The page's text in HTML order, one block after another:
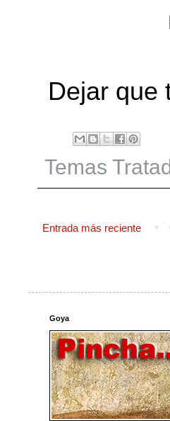
Dejar que
Temas
Entrada más reciente
Goya